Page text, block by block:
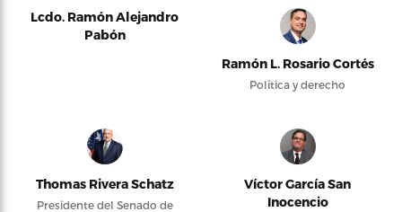
Lcdo. Ramón Alejandro
Pabón
Ramón L. Rosario Cortés
Política y derecho
Thomas Rivera Schatz
Presidente del Senado de
Víctor García San
Inocencio